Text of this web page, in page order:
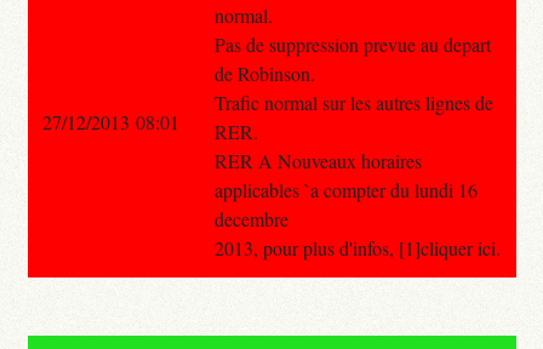
normal.
Pas de suppression prevue au depart
de Robinson.
Trafic normal sur les autres lignes de
RER.
RER A Nouveaux horaires
applicables `a compter du lundi 16
decembre
2013, pour plus d'infos, [1]cliquer ici.
27/12/2013 08:01